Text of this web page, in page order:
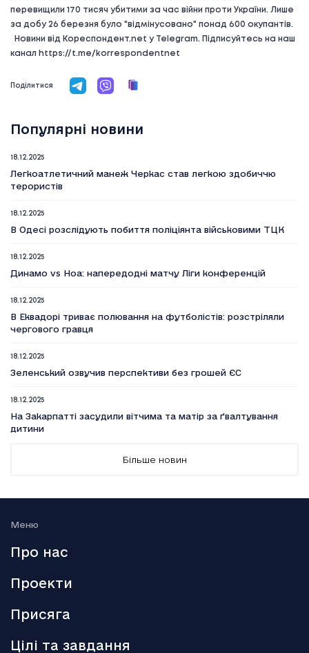
перевищили 170 тисяч убитими за час війни проти України. Лише
за добу 26 березня було "відмінусовано" понад 600 окупантів.
Новини від Кореспондент.net у Telegram. Підписуйтесь на наш
канал https://t.me/korrespondentnet
Поділитися
Популярні новини
18.12.2025
Легкоатлетичний манеж Черкас став легкою здобиччю
терористів
18.12.2025
В Одесі розслідують побиття поліціянта військовими ТЦК
18.12.2025
Динамо vs Ноа: напередодні матчу Ліги конференцій
18.12.2025
В Еквадорі триває полювання на футболістів: розстріляли
чергового гравця
18.12.2025
Зеленський озвучив перспективи без грошей ЄС
18.12.2025
На Закарпатті засудили вітчима та матір за ґвалтування
дитини
18.12.2025
Smart Holding відзвітував про зниження обсягу сплачених
Аллан Каммінг стане ведучим кінопремії BAFTA-2026
18.12.2025
Більше новин
Меню
Про нас
Проекти
Присяга
Цілі та завдання